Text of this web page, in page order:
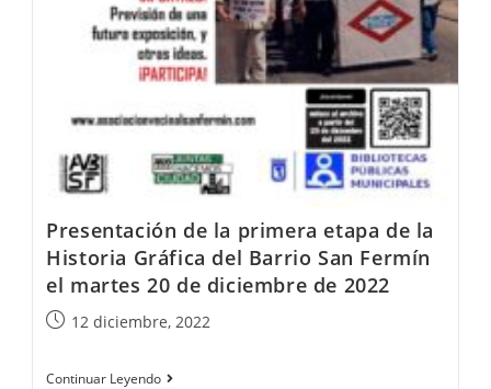
Presentación de la primera etapa de la
Historia Gráfica del Barrio San Fermín
el martes 20 de diciembre de 2022
12 diciembre, 2022
Continuar Leyendo